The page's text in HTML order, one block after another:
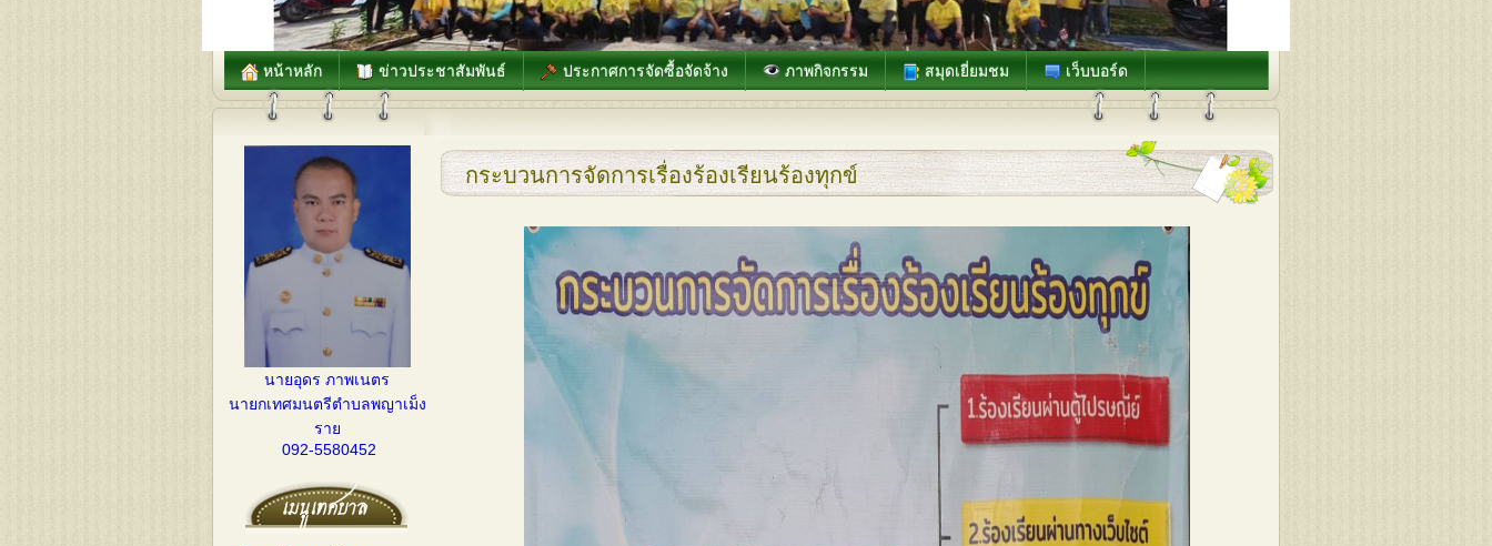
หน้าหลัก ข่าวประชาสัมพันธ์ ประกาศการจัดซื้อจัดจ้าง ภาพกิจกรรม สมุดเยี่ยมชม เว็บบอร์ด
นายอุดร ภาพเนตร
นายกเทศมนตรีตำบลพญาเม็ง
ราย
092-5580452
กระบวนการจัดการเรื่องร้องเรียนร้องทุกข์